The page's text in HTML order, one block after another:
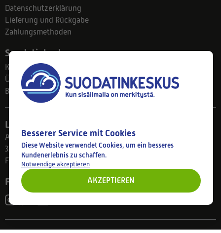
Datenschutzerklärung
Lieferung und Rückgabe
Zahlungsmethoden
Suodatinkeskus
Kontakt
Über uns
Blog
Ladengeschäft
Ahlmanintie 61
33800 Tampere
Finnland
Folgen Sie uns
Besserer Service mit Cookies
Diese Website verwendet Cookies, um ein besseres
Kundenerlebnis zu schaffen.
Notwendige akzeptieren
AKZEPTIEREN